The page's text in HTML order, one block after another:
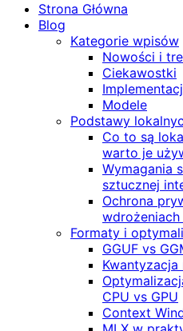
Strona Główna
Blog
Kategorie wpisów
Nowości i
Ciekawostki
Modele
Podstawy
Co to są
warto je
Wymagania
sztucznej
Ochrona
wdrożeniach
Formaty i
GGUF vs
Kwantyzacja
CPU vs GPU
Context